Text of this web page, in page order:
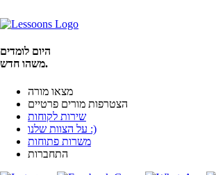
היום לומדים
משהו חדש.
מצאו מורה
הצטרפות מורים פרטיים
שירות לקוחות
על הצוות שלנו :)
משרות פתוחות
התחברות